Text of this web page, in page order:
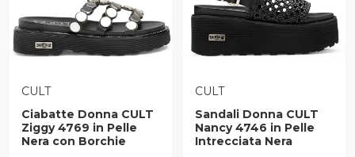
VENDITORE:
CULT
Ciabatte Donna CULT
Ziggy 4769 in Pelle
Nera con Borchie
VENDITORE:
CULT
Sandali Donna CULT
Nancy 4746 in Pelle
Intrecciata Nera